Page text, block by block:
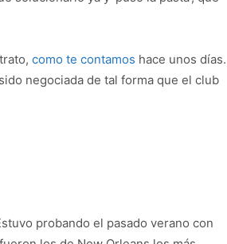
como te contamos hace unos días.
negociada de tal forma que el club
probando el pasado verano con